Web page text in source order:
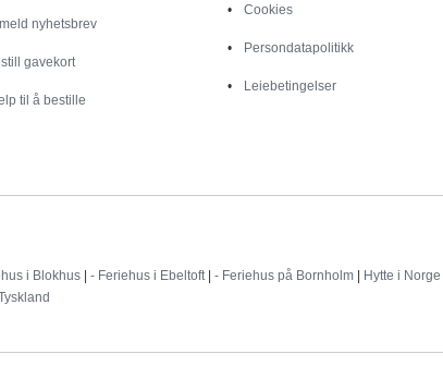
nyhetsbrev
gavekort
til å bestille
Cookies
Persondatapolitikk
Leiebetingelser
i Blokhus | - Feriehus i Ebeltoft | - Feriehus på Bornholm | Hytte i Norge